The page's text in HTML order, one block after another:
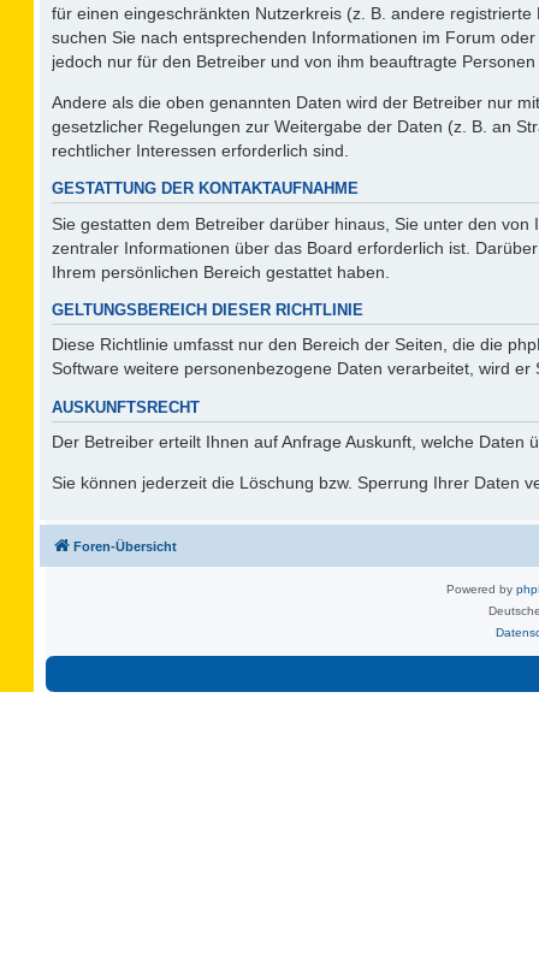
für einen eingeschränkten Nutzerkreis (z. B. andere
suchen Sie nach entsprechenden Informationen im Forum
jedoch nur für den Betreiber und von ihm beauftragte
Andere als die oben genannten Daten wird der Betreiber nur
gesetzlicher Regelungen zur Weitergabe der Daten (z. B. an
rechtlicher Interessen erforderlich sind.
GESTATTUNG DER KONTAKTAUFNAHME
Sie gestatten dem Betreiber darüber hinaus, Sie unter den
zentraler Informationen über das Board erforderlich ist.
Ihrem persönlichen Bereich gestattet haben.
GELTUNGSBEREICH DIESER RICHTLINIE
Diese Richtlinie umfasst nur den Bereich der Seiten, die die
Software weitere personenbezogene Daten verarbeitet, wird
AUSKUNFTSRECHT
Der Betreiber erteilt Ihnen auf Anfrage Auskunft, welche Daten
Sie können jederzeit die Löschung bzw. Sperrung Ihrer Daten
Foren-Übersicht
Powered by